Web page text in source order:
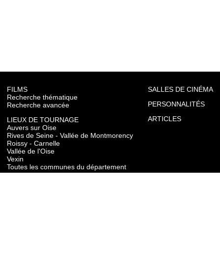
FILMS
Recherche thématique
Recherche avancée
LIEUX DE TOURNAGE
Auvers sur Oise
Rives de Seine - Vallée de Montmorency
Roissy - Carnelle
Vallée de l'Oise
Vexin
Toutes les communes du département
SALLES DE CINÉMA
PERSONNALITÉS
ARTICLES